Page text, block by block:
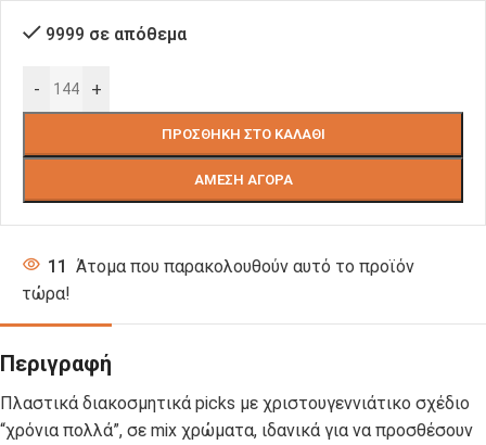
9999 σε απόθεμα
- +
ΠΡΟΣΘΉΚΗ ΣΤΟ ΚΑΛΆΘΙ
ΆΜΕΣΗ ΑΓΟΡΆ
11 Άτομα που παρακολουθούν αυτό το προϊόν
τώρα!
Περιγραφή
Πλαστικά διακοσμητικά picks με χριστουγεννιάτικο σχέδιο
“χρόνια πολλά”, σε mix χρώματα, ιδανικά για να προσθέσουν